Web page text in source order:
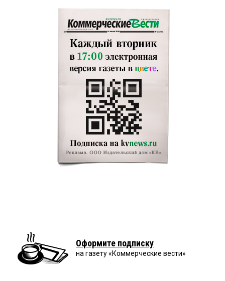
Оформите подписку
на газету «Коммерческие вести»